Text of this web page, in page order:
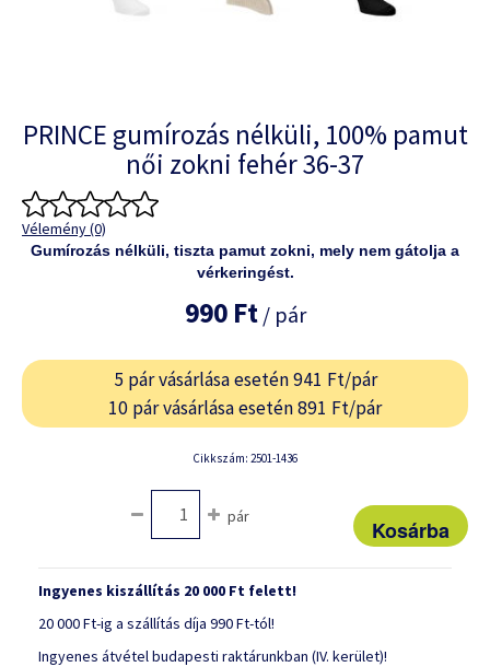
PRINCE gumírozás nélküli, 100% pamut
női zokni fehér 36-37
Vélemény (0)
Gumírozás nélküli, tiszta pamut zokni, mely nem gátolja a
vérkeringést.
990 Ft/ pár
5 pár vásárlása esetén 941 Ft/pár
10 pár vásárlása esetén 891 Ft/pár
Cikkszám: 2501-1436
pár
Ingyenes kiszállítás 20 000 Ft felett!
20 000 Ft-ig a szállítás díja 990 Ft-tól!
Ingyenes átvétel budapesti raktárunkban (IV. kerület)!